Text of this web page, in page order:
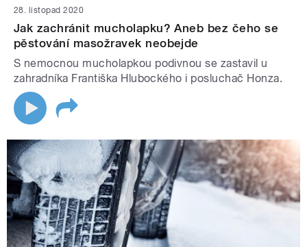
28. listopad 2020
Jak zachránit mucholapku? Aneb bez čeho se
pěstování masožravek neobejde
S nemocnou mucholapkou podivnou se zastavil u
zahradníka Františka Hlubockého i posluchač Honza.